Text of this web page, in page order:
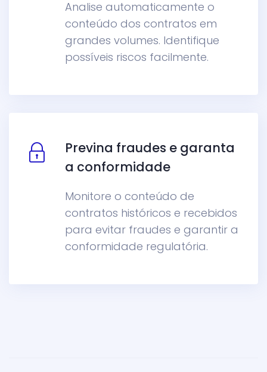
Analise automaticamente o
conteúdo dos contratos em
grandes volumes. Identifique
possíveis riscos facilmente.
Previna fraudes e garanta
a conformidade
Monitore o conteúdo de
contratos históricos e recebidos
para evitar fraudes e garantir a
conformidade regulatória.